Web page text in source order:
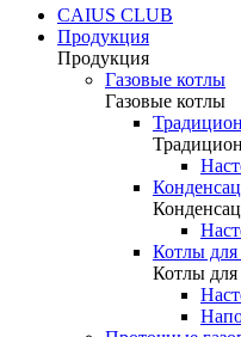
CAIUS CLUB
Продукция
Продукция
Газовые котлы
Газовые котлы
Котлы для
Котлы для